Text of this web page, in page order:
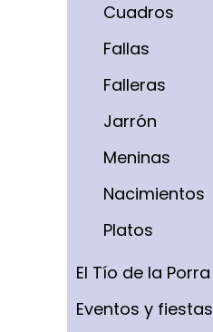
Cuadros
Fallas
Falleras
Jarrón
Meninas
Nacimientos
Platos
El Tío de la Porra
Eventos y fiestas